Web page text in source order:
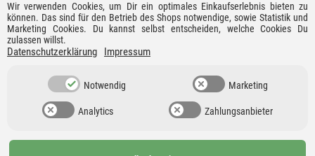
Vertrag widerrufen
Versandkosten und Lieferzeiten
Zahlungsarten
Wir verwenden Cookies, um Dir ein optimales Einkaufserlebnis bieten zu
können. Das sind für den Betrieb des Shops notwendige, sowie Statistik und
Marketing Cookies. Du kannst selbst entscheiden, welche Cookies Du
zulassen willst.
Datenschutzerklärung Impressum
Notwendig Marketing
Analytics Zahlungsanbieter